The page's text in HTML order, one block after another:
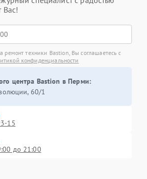
Вас!
ремонт техники Bastion, Вы соглашаетесь с
конфиденциальности
центра Bastion в Перми:
60/1
15
до 21:00